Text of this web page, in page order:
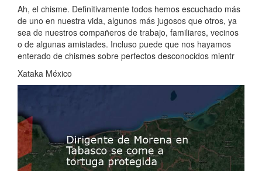
Ah, el chisme. Definitivamente todos hemos escuchado más
de uno en nuestra vida, algunos más jugosos que otros, ya
sea de nuestros compañeros de trabajo, familiares, vecinos
o de algunas amistades. Incluso puede que nos hayamos
enterado de chismes sobre perfectos desconocidos mientr
Xataka México